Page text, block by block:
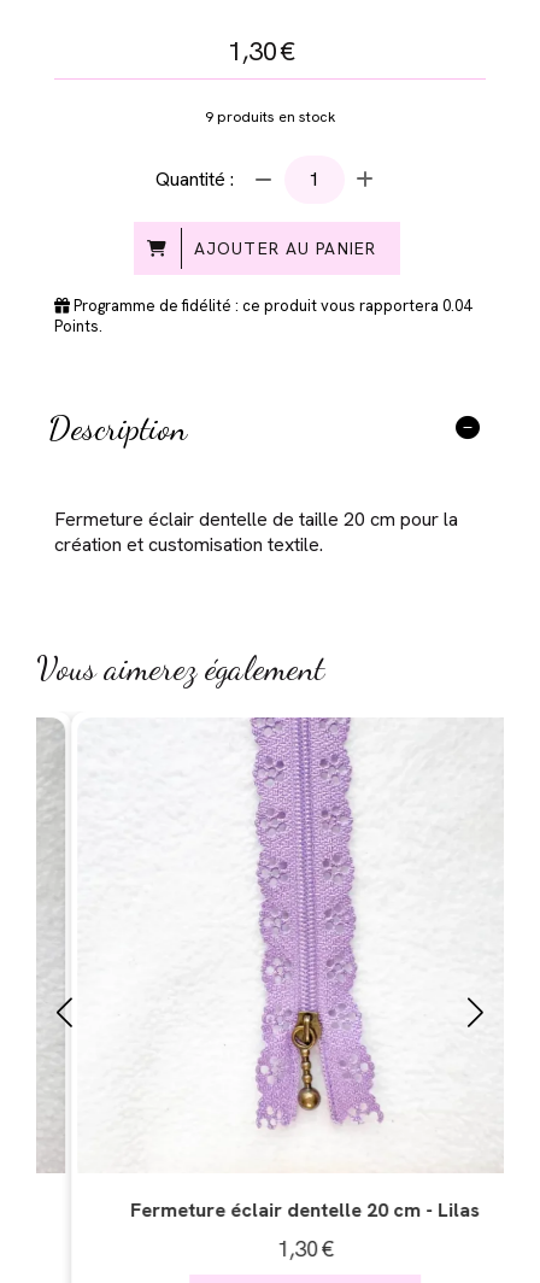
1,30€
9produits en stock
Quantité :
AJOUTER AU PANIER
Programme de fidélité : ce produit vous rapportera 0.04
Points.
Description
Fermeture éclair dentelle de taille 20 cm pour la
création et customisation textile.
Vous aimerez également
Fermeture éclair dentelle 20 cm - Beige